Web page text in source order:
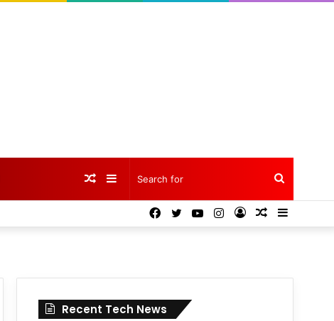
Search
for
Sidebar
Random
Sidebar
Random
Log
Instagram
YouTube
Twitter
Facebook
Recent Tech News